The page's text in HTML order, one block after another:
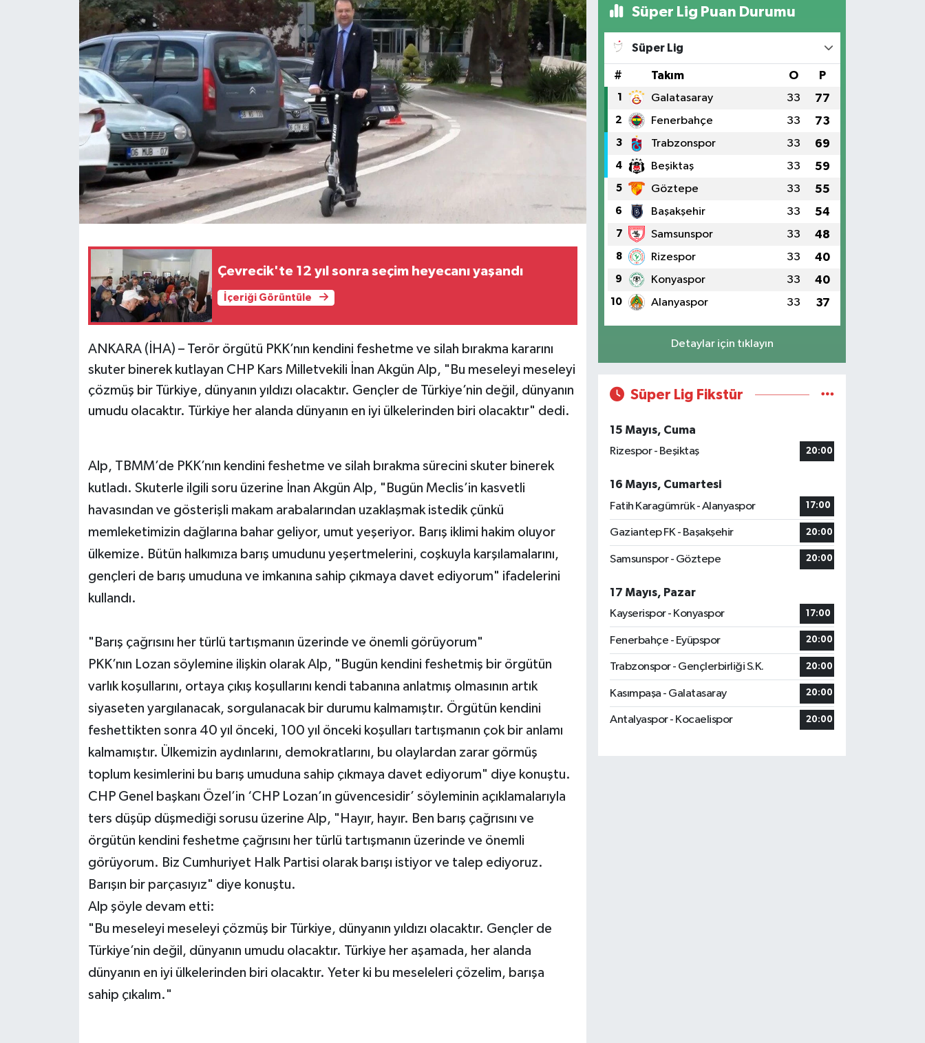
Çevrecik'te 12 yıl sonra seçim heyecanı yaşandı
İçeriği Görüntüle
ANKARA (İHA) – Terör örgütü PKK’nın kendini feshetme ve silah bırakma kararını
skuter binerek kutlayan CHP Kars Milletvekili İnan Akgün Alp, "Bu meseleyi meseleyi
çözmüş bir Türkiye, dünyanın yıldızı olacaktır. Gençler de Türkiye’nin değil, dünyanın
umudu olacaktır. Türkiye her alanda dünyanın en iyi ülkelerinden biri olacaktır" dedi.
Alp, TBMM’de PKK’nın kendini feshetme ve silah bırakma sürecini skuter binerek
kutladı. Skuterle ilgili soru üzerine İnan Akgün Alp, "Bugün Meclis’in kasvetli
havasından ve gösterişli makam arabalarından uzaklaşmak istedik çünkü
memleketimizin dağlarına bahar geliyor, umut yeşeriyor. Barış iklimi hakim oluyor
ülkemize. Bütün halkımıza barış umudunu yeşertmelerini, coşkuyla karşılamalarını,
gençleri de barış umuduna ve imkanına sahip çıkmaya davet ediyorum" ifadelerini
kullandı.
"Barış çağrısını her türlü tartışmanın üzerinde ve önemli görüyorum"
PKK’nın Lozan söylemine ilişkin olarak Alp, "Bugün kendini feshetmiş bir örgütün
varlık koşullarını, ortaya çıkış koşullarını kendi tabanına anlatmış olmasının artık
siyaseten yargılanacak, sorgulanacak bir durumu kalmamıştır. Örgütün kendini
feshettikten sonra 40 yıl önceki, 100 yıl önceki koşulları tartışmanın çok bir anlamı
kalmamıştır. Ülkemizin aydınlarını, demokratlarını, bu olaylardan zarar görmüş
toplum kesimlerini bu barış umuduna sahip çıkmaya davet ediyorum" diye konuştu.
CHP Genel başkanı Özel’in ‘CHP Lozan’ın güvencesidir’ söyleminin açıklamalarıyla
ters düşüp düşmediği sorusu üzerine Alp, "Hayır, hayır. Ben barış çağrısını ve
örgütün kendini feshetme çağrısını her türlü tartışmanın üzerinde ve önemli
görüyorum. Biz Cumhuriyet Halk Partisi olarak barışı istiyor ve talep ediyoruz.
Barışın bir parçasıyız" diye konuştu.
Alp şöyle devam etti:
"Bu meseleyi meseleyi çözmüş bir Türkiye, dünyanın yıldızı olacaktır. Gençler de
Türkiye’nin değil, dünyanın umudu olacaktır. Türkiye her aşamada, her alanda
dünyanın en iyi ülkelerinden biri olacaktır. Yeter ki bu meseleleri çözelim, barışa
sahip çıkalım."
Süper Lig Puan Durumu
Süper Lig
# Takım O P
1 Galatasaray 33 77
2 Fenerbahçe 33 73
3 Trabzonspor 33 69
4 Beşiktaş 33 59
5 Göztepe 33 55
6 Başakşehir 33 54
7 Samsunspor 33 48
8 Rizespor 33 40
9 Konyaspor 33 40
10 Alanyaspor 33 37
Detaylar için tıklayın
Süper Lig Fikstür
15 Mayıs, Cuma
Rizespor - Beşiktaş
20:00
16 Mayıs, Cumartesi
Fatih Karagümrük - Alanyaspor
17:00
Gaziantep FK - Başakşehir 20:00
Samsunspor - Göztepe 20:00
17 Mayıs, Pazar
Kayserispor - Konyaspor
17:00
Fenerbahçe - Eyüpspor 20:00
Trabzonspor - Gençlerbirliği S.K. 20:00
Kasımpaşa - Galatasaray 20:00
Antalyaspor - Kocaelispor 20:00
Teknoloji
Tokat Haberleri